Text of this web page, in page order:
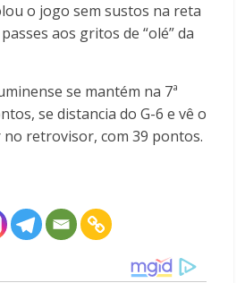
o jogo sem sustos na reta
aos gritos de “olé” da
se mantém na 7ª
se distancia do G-6 e vê o
retrovisor, com 39 pontos.